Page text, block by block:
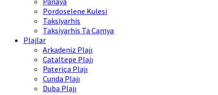
Pordoselene Kulesi
Taksiyarhis
Taksiyarhis Ta Camya
Plajlar
Arkadeniz Plajı
Çataltepe Plajı
Pateriça Plajı
Cunda Plajı
Duba Plajı